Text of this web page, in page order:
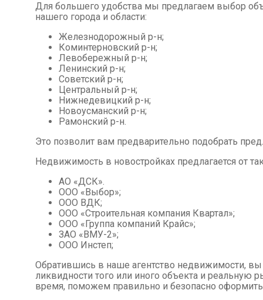
Для большего удобства мы предлагаем выбор
нашего города и области:
Железнодорожный р-н;
Коминтерновский р-н;
Левобережный р-н;
Ленинский р-н;
Советский р-н;
Центральный р-н;
Нижнедевицкий р-н;
Новоусманский р-н;
Рамонский р-н.
Это позволит вам предварительно подобрать
Недвижимость в новостройках предлагается от
АО «ДСК».
ООО «Выбор»;
ООО ВДК;
ООО «Строительная компания Квартал»;
ООО «Группа компаний Крайс»;
ЗАО «ВМУ-2»;
ООО Инстеп;
Обратившись в наше агентство недвижимости,
ликвидности того или иного объекта и
время, поможем правильно и безопасно